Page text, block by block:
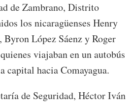
de Zambrano, Distrito
los nicaragüenses Henry
Byron López Sáenz y Roger
viajaban en un autobús
capital hacia Comayagua.
de Seguridad, Héctor Iván